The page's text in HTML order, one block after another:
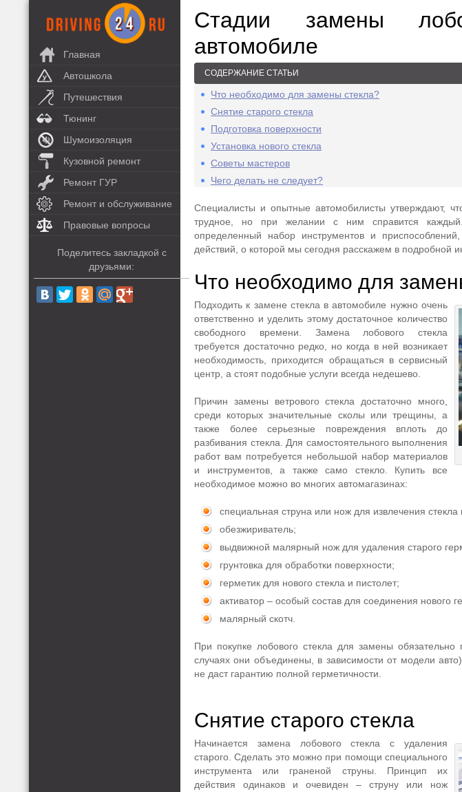
Главная
Автошкола
Путешествия
Тюнинг
Шумоизоляция
Кузовной ремонт
Ремонт ГУР
Ремонт и обслуживание
Правовые вопросы
Поделитесь закладкой с
друзьями:
Стадии замены
автомобиле
СОДЕРЖАНИЕ СТАТЬИ
Что необходимо для замены стекла?
Снятие старого стекла
Подготовка поверхности
Установка нового стекла
Советы мастеров
Чего делать не следует?
Специалисты и опытные автомобилисты утверждают,
трудное, но при желании с ним справится
определенный набор инструментов и
действий, о которой мы сегодня расскажем в подробной
Что необходимо для
Подходить к замене стекла в автомобиле нужно очень
ответственно и уделить этому достаточное количество
свободного времени. Замена лобового стекла
требуется достаточно редко, но когда в ней возникает
необходимость, приходится обращаться в сервисный
центр, а стоят подобные услуги всегда недешево.
Причин замены ветрового стекла достаточно много,
среди которых значительные сколы или трещины, а
также более серьезные повреждения вплоть до
разбивания стекла. Для самостоятельного выполнения
работ вам потребуется небольшой набор материалов
и инструментов, а также само стекло. Купить все
необходимое можно во многих автомагазинах:
специальная струна или нож для извлечения стекла
обезжириватель;
выдвижной малярный нож для удаления старого
грунтовка для обработки поверхности;
герметик для нового стекла и пистолет;
активатор – особый состав для соединения нового
малярный скотч.
При покупке лобового стекла для замены
случаях они объединены, в зависимости от модели
не даст гарантию полной герметичности.
Снятие старого стекла
Начинается замена лобового стекла с удаления
старого. Сделать это можно при помощи специального
инструмента или граненой струны. Принцип их
действия одинаков и очевиден – струну или нож